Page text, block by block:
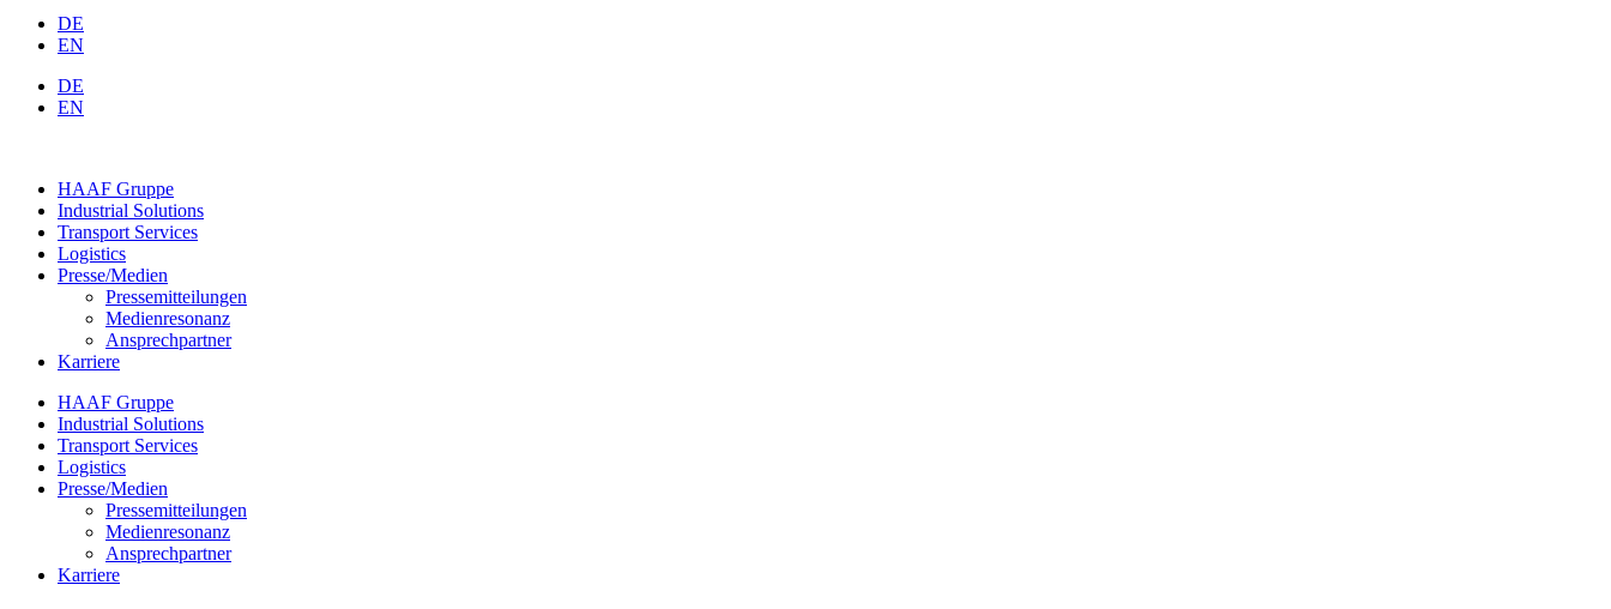
DE
EN
DE
EN
HAAF Gruppe
Industrial Solutions
Transport Services
Logistics
Presse/Medien
Pressemitteilungen
Medienresonanz
Ansprechpartner
Karriere
HAAF Gruppe
Industrial Solutions
Transport Services
Logistics
Presse/Medien
Pressemitteilungen
Medienresonanz
Ansprechpartner
Karriere